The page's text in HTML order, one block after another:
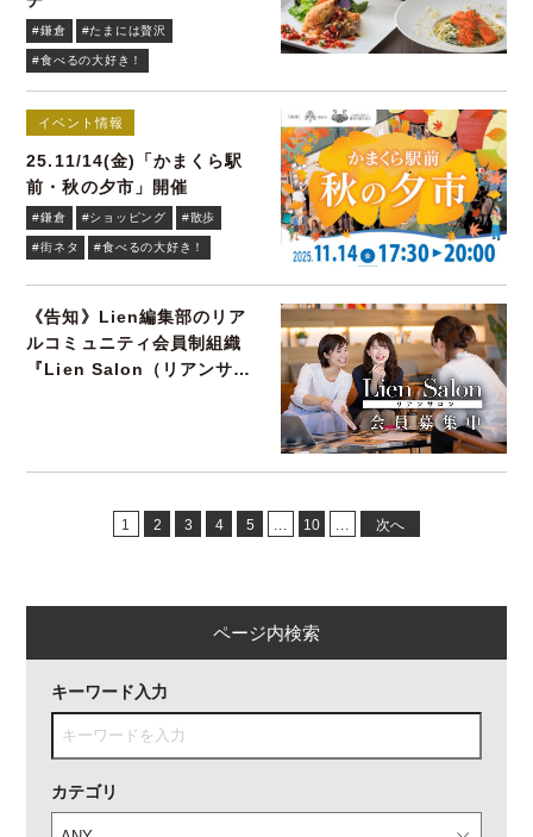
#鎌倉 #たまには贅沢
#食べるの大好き！
イベント情報
25.11/14(金)「かまくら駅
前・秋の夕市」開催
#鎌倉 #ショッピング #散歩
#街ネタ #食べるの大好き！
《告知》Lien編集部のリア
ルコミュニティ会員制組織
『Lien Salon（リアンサロ
1 2 3 4 5 ... 10 ... 次へ
ページ内検索
キーワード入力
カテゴリ